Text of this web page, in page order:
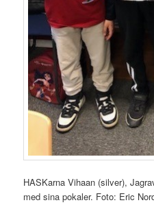
HASKarna Vihaan (silver),
med sina pokaler. Foto: Eric